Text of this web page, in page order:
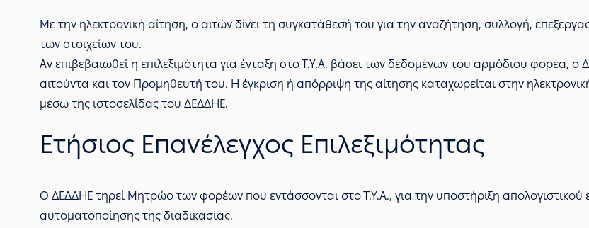
Με την ηλεκτρονική αίτηση, ο αιτών δίνει τη συγκατάθεσή του για την αναζήτηση, συλλογή,
των στοιχείων του.
Αν επιβεβαιωθεί η επιλεξιμότητα για ένταξη στο Τ.Υ.Α. βάσει των δεδομένων του αρμόδιου φορέα, ο
αιτούντα και τον Προμηθευτή του. Η έγκριση ή απόρριψη της αίτησης καταχωρείται στην
μέσω της ιστοσελίδας του ΔΕΔΔΗΕ.
Ετήσιος Επανέλεγχος Επιλεξιμότητας
Ο ΔΕΔΔΗΕ τηρεί Μητρώο των φορέων που εντάσσονται στο Τ.Υ.Α., για την υποστήριξη απολογιστικού
αυτοματοποίησης της διαδικασίας.